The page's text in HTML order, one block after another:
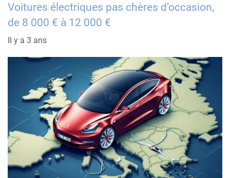
Voitures électriques pas chères d’occasion,
de 8 000 € à 12 000 €
Il y a 3 ans